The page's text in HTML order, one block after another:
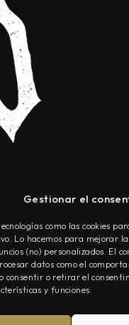
Gestionar el
como las cookies
Lo hacemos para mejorar
(no) personalizados. El
datos como el
consentir o retirar el
y funciones.
TÉRMINOS Y